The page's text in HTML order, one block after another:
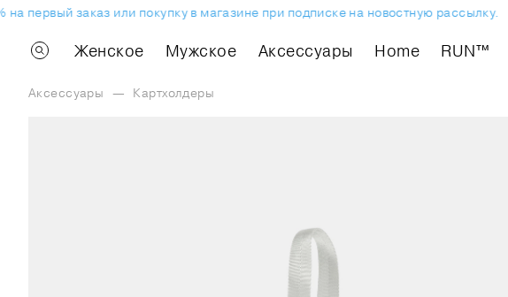
первый заказ или покупку в магазине при подписке на новостную рассылку.
Женское Мужское Аксессуары Home RUN™
Аксессуары — Картхолдеры